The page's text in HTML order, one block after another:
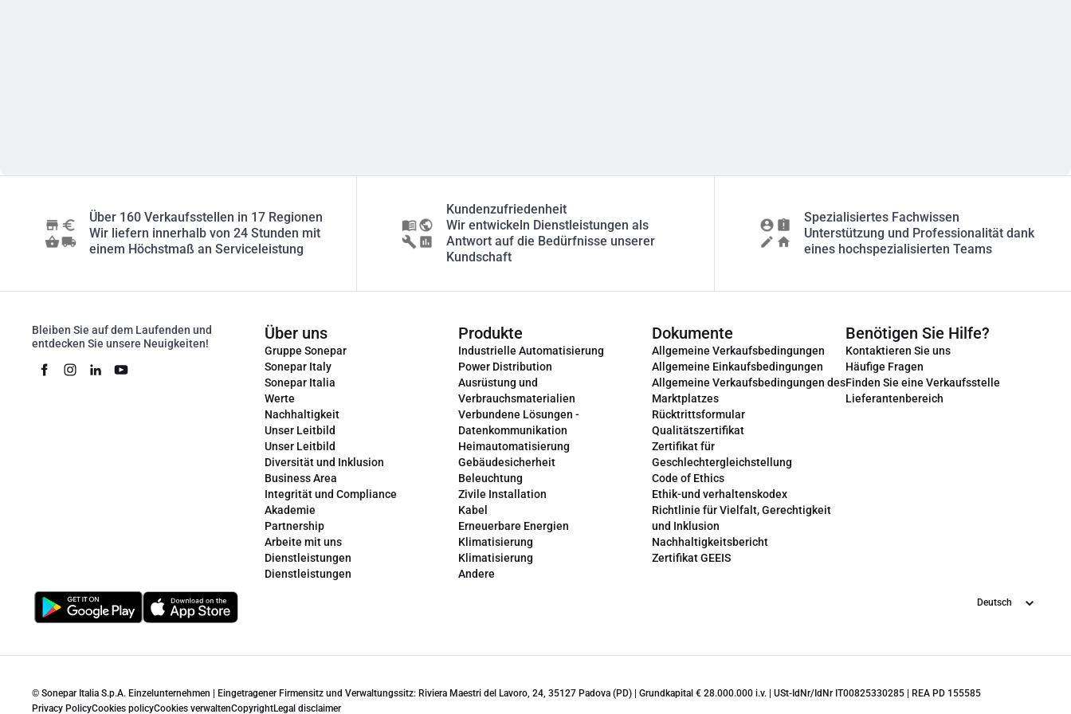
Über 160 Verkaufsstellen in 17 Regionen
Wir liefern innerhalb von 24 Stunden mit
einem Höchstmaß an Serviceleistung
Kundenzufriedenheit
Wir entwickeln Dienstleistungen als
Antwort auf die Bedürfnisse unserer
Kundschaft
Spezialisiertes Fachwissen
Unterstützung und Professionalität dank
eines hochspezialisierten Teams
Bleiben Sie auf dem Laufenden und
entdecken Sie unsere Neuigkeiten!
Über uns
Gruppe Sonepar
Sonepar Italy
Sonepar Italia
Werte
Nachhaltigkeit
Unser Leitbild
Unser Leitbild
Diversität und Inklusion
Business Area
Integrität und Compliance
Akademie
Partnership
Arbeite mit uns
Dienstleistungen
Dienstleistungen
Produkte
Industrielle Automatisierung
Power Distribution
Ausrüstung und
Verbrauchsmaterialien
Verbundene Lösungen -
Datenkommunikation
Heimautomatisierung
Gebäudesicherheit
Beleuchtung
Zivile Installation
Kabel
Erneuerbare Energien
Klimatisierung
Klimatisierung
Andere
Dokumente
Allgemeine Verkaufsbedingungen
Allgemeine Einkaufsbedingungen
Allgemeine Verkaufsbedingungen des
Marktplatzes
Rücktrittsformular
Qualitätszertifikat
Zertifikat für
Geschlechtergleichstellung
Code of Ethics
Ethik-und verhaltenskodex
Richtlinie für Vielfalt, Gerechtigkeit
und Inklusion
Nachhaltigkeitsbericht
Zertifikat GEEIS
Benötigen Sie Hilfe?
Kontaktieren Sie uns
Häufige Fragen
Finden Sie eine Verkaufsstelle
Lieferantenbereich
Sprache
© Sonepar Italia S.p.A. Einzelunternehmen | Eingetragener Firmensitz und Verwaltungssitz: Riviera Maestri del Lavoro, 24, 35127 Padova (PD) | Grundkapital € 28.000.000 i.v. | USt-IdNr/IdNr IT00825330285 | REA PD 155585
Privacy PolicyCookies policyCookies verwaltenCopyrightLegal disclaimer